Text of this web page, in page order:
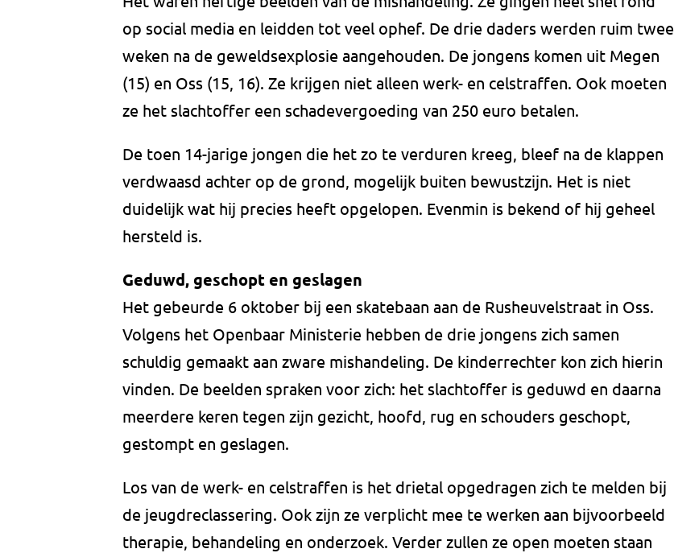
op social media en leidden tot veel ophef. De drie daders werden ruim twee
weken na de geweldsexplosie aangehouden. De jongens komen uit Megen
(15) en Oss (15, 16). Ze krijgen niet alleen werk- en celstraffen. Ook moeten
ze het slachtoffer een schadevergoeding van 250 euro betalen.
De toen 14-jarige jongen die het zo te verduren kreeg, bleef na de klappen
verdwaasd achter op de grond, mogelijk buiten bewustzijn. Het is niet
duidelijk wat hij precies heeft opgelopen. Evenmin is bekend of hij geheel
hersteld is.
Geduwd, geschopt en geslagen
Het gebeurde 6 oktober bij een skatebaan aan de Rusheuvelstraat in Oss.
Volgens het Openbaar Ministerie hebben de drie jongens zich samen
schuldig gemaakt aan zware mishandeling. De kinderrechter kon zich hierin
vinden. De beelden spraken voor zich: het slachtoffer is geduwd en daarna
meerdere keren tegen zijn gezicht, hoofd, rug en schouders geschopt,
gestompt en geslagen.
Los van de werk- en celstraffen is het drietal opgedragen zich te melden bij
de jeugdreclassering. Ook zijn ze verplicht mee te werken aan bijvoorbeeld
therapie, behandeling en onderzoek. Verder zullen ze open moeten staan